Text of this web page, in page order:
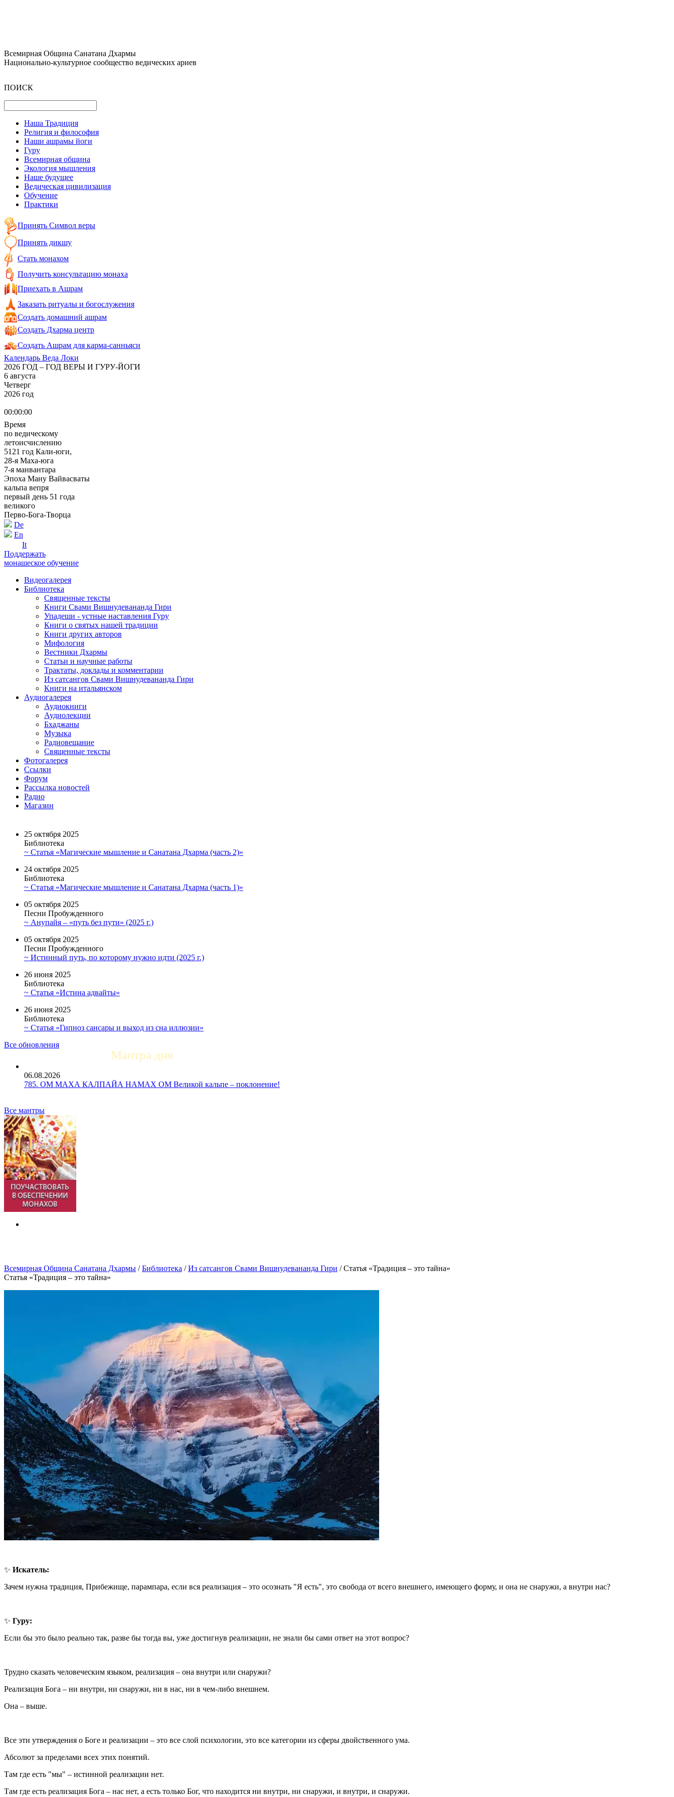
Всемирная Община Санатана Дхармы
Национально-культурное сообщество ведических ариев
ПОИСК
Наша Традиция
Религия и философия
Наши ашрамы йоги
Гуру
Всемирная община
Экология мышления
Наше будущее
Ведическая цивилизация
Обучение
Практики
Принять Символ веры
Принять дикшу
Стать монахом
Получить консультацию монаха
Приехать в Ашрам
Заказать ритуалы и богослужения
Создать домашний ашрам
Создать Дхарма центр
Создать Ашрам для карма-санньяси
Календарь Веда Локи
2026 ГОД – ГОД ВЕРЫ И ГУРУ-ЙОГИ
6 августа
Четверг
2026 год
00:00:00
Время
по ведическому
летоисчислению
5121 год Кали-юги,
28-я Маха-юга
7-я манвантара
Эпоха Ману Вайвасваты
кальпа вепря
первый день 51 года
великого
Перво-Бога-Творца
De
En
It
Поддержать
монашеское обучение
Видеогалерея
Библиотека
Священные тексты
Книги Свами Вишнудевананда Гири
Упадеши - устные наставления Гуру
Книги о святых нашей традиции
Книги других авторов
Мифология
Вестники Дхармы
Статьи и научные работы
Трактаты, доклады и комментарии
Из сатсангов Свами Вишнудевананда Гири
Книги на итальянском
Аудиогалерея
Аудиокниги
Аудиолекции
Бхаджаны
Музыка
Радиовещание
Священные тексты
Фотогалерея
Ссылки
Форум
Рассылка новостей
Радио
Магазин
25 октября 2025
Библиотека
~ Статья «Магические мышление и Санатана Дхарма (часть 2)»
24 октября 2025
Библиотека
~ Статья «Магические мышление и Санатана Дхарма (часть 1)»
05 октября 2025
Песни Пробужденного
~ Анупайя – «путь без пути» (2025 г.)
05 октября 2025
Песни Пробужденного
~ Истинный путь, по которому нужно идти (2025 г.)
26 июня 2025
Библиотека
~ Статья «Истина адвайты»
26 июня 2025
Библиотека
~ Статья «Гипноз сансары и выход из сна иллюзии»
Все обновления
Мантра дня
06.08.2026
785. ОМ МАХА КАЛПАЙА НАМАХ ОМ Великой кальпе – поклонение!
Все мантры
Всемирная Община Санатана Дхармы /Библиотека /Из сатсангов Свами Вишнудевананда Гири /Статья «Традиция – это тайна»
Статья «Традиция – это тайна»
✨ Искатель:
Зачем нужна традиция, Прибежище, парампара, если вся реализация – это осознать "Я есть", это свобода от всего внешнего, имеющего форму, и она не снаружи, а внутри нас?
✨ Гуру:
Если бы это было реально так, разве бы тогда вы, уже достигнув реализации, не знали бы сами ответ на этот вопрос?
Трудно сказать человеческим языком, реализация – она внутри или снаружи?
Реализация Бога – ни внутри, ни снаружи, ни в нас, ни в чем-либо внешнем.
Она – выше.
Все эти утверждения о Боге и реализации – это все слой психологии, это все категории из сферы двойственного ума.
Абсолют за пределами всех этих понятий.
Там где есть "мы" – истинной реализации нет.
Там где есть реализация Бога – нас нет, а есть только Бог, что находится ни внутри, ни снаружи, и внутри, и снаружи.